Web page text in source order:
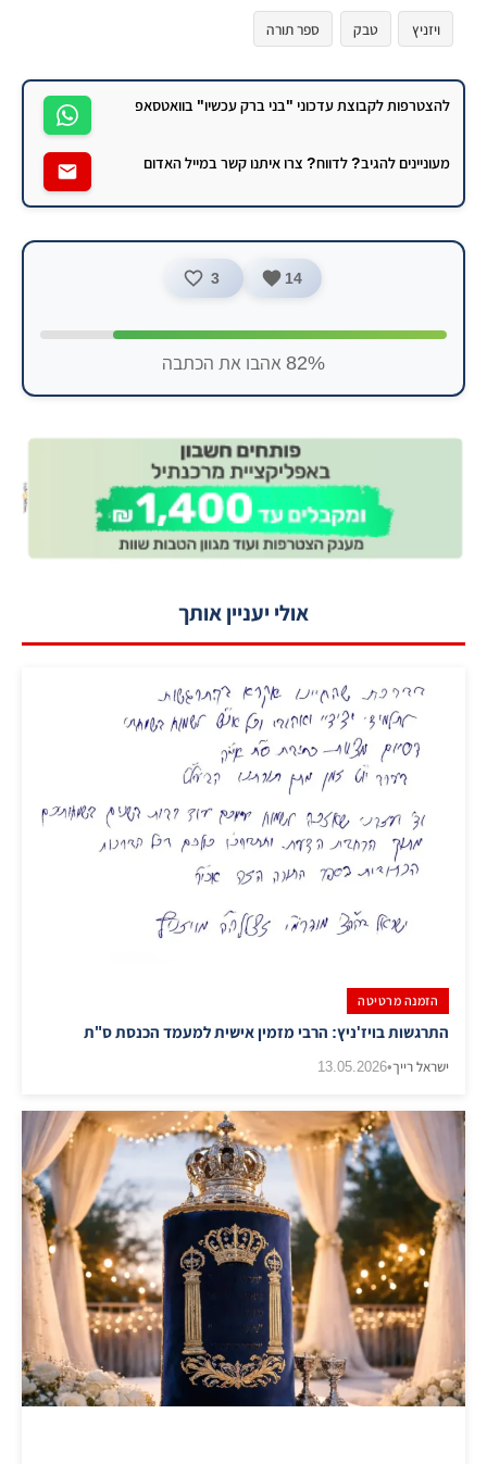
ויזניץ טבק ספר תורה
להצטרפות לקבוצת עדכוני "בני ברק עכשיו" בוואטסאפ
מעוניינים להגיב? לדווח? צרו איתנו קשר במייל האדום
14
3
82% אהבו את הכתבה
אולי יעניין אותך
הזמנה מרטיטה
התרגשות בויז'ניץ: הרבי מזמין אישית למעמד הכנסת ס"ת
ישראל רייך•
13.05.2026